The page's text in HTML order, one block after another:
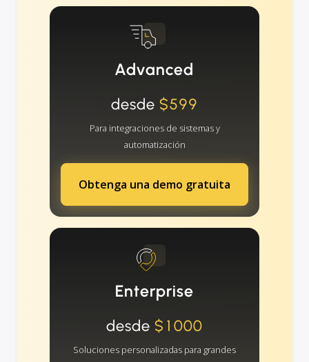
Advanced
desde $599
Para integraciones de sistemas y
automatización
Obtenga una demo gratuita
Enterprise
desde $1000
Soluciones personalizadas para grandes